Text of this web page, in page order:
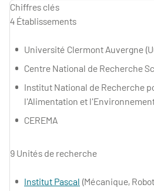
Chiffres clés
4 Établissements
Université Clermont Auvergne
Centre National de Recherche
Institut National de Recherche
l'Alimentation et
CEREMA
9 Unités de recherche
Institut Pascal (Mécanique,